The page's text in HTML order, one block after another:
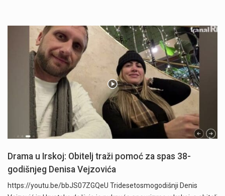
Drama u Irskoj: Obitelj traži pomoć za spas 38-
godišnjeg Denisa Vejzovića
https://youtu.be/bbJS07ZGQeU Tridesetosmogodišnji Denis